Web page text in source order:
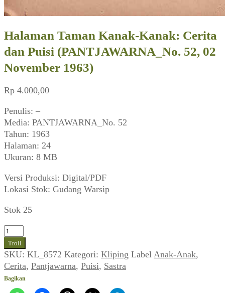
Halaman Taman Kanak-Kanak: Cerita
dan Puisi (PANTJAWARNA_No. 52, 02
November 1963)
Rp 4.000,00
Penulis: –
Media: PANTJAWARNA_No. 52
Tahun: 1963
Halaman: 24
Ukuran: 8 MB
Versi Produksi: Digital/PDF
Lokasi Stok: Gudang Warsip
Stok 25
Kuantitas
Halaman
Taman
Kanak-
Kanak:
Cerita
Troli
SKU: KL_8572 Kategori: Kliping Label Anak-Anak,
Cerita, Pantjawarna, Puisi, Sastra
Bagikan